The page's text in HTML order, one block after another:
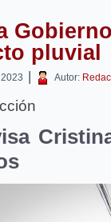
pluvial
| Autor: